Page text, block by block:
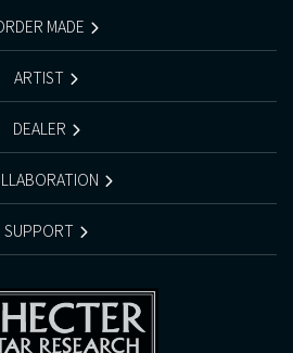
MADE
ARTIST
DEALER
SUPPORT